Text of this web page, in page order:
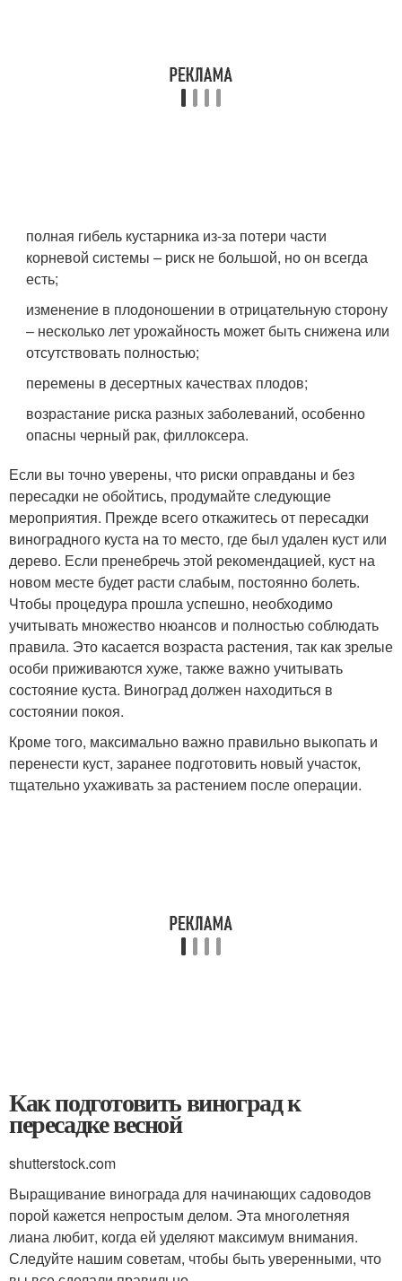
полная гибель кустарника из-за потери части
корневой системы – риск не большой, но он всегда
есть;
изменение в плодоношении в отрицательную сторону
– несколько лет урожайность может быть снижена или
отсутствовать полностью;
перемены в десертных качествах плодов;
возрастание риска разных заболеваний, особенно
опасны черный рак, филлоксера.
Если вы точно уверены, что риски оправданы и без
пересадки не обойтись, продумайте следующие
мероприятия. Прежде всего откажитесь от пересадки
виноградного куста на то место, где был удален куст или
дерево. Если пренебречь этой рекомендацией, куст на
новом месте будет расти слабым, постоянно болеть.
Чтобы процедура прошла успешно, необходимо
учитывать множество нюансов и полностью соблюдать
правила. Это касается возраста растения, так как зрелые
особи приживаются хуже, также важно учитывать
состояние куста. Виноград должен находиться в
состоянии покоя.
Кроме того, максимально важно правильно выкопать и
перенести куст, заранее подготовить новый участок,
тщательно ухаживать за растением после операции.
Как подготовить виноград к
пересадке весной
shutterstock.com
Выращивание винограда для начинающих садоводов
порой кажется непростым делом. Эта многолетняя
лиана любит, когда ей уделяют максимум внимания.
Следуйте нашим советам, чтобы быть уверенными, что